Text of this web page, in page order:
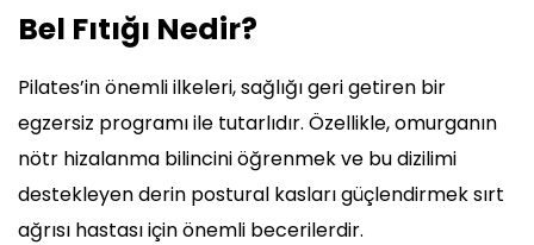
Bel Fıtığı Nedir?
Pilates’in önemli ilkeleri, sağlığı geri getiren bir
egzersiz programı ile tutarlıdır. Özellikle, omurganın
nötr hizalanma bilincini öğrenmek ve bu dizilimi
destekleyen derin postural kasları güçlendirmek sırt
ağrısı hastası için önemli becerilerdir.